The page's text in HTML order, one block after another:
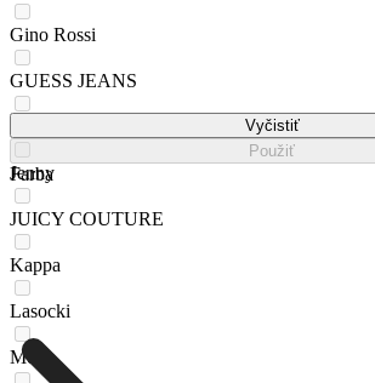
Gino Rossi
GUESS JEANS
Jenny
JUICY COUTURE
Kappa
Lasocki
Mexx
Vyčistiť
Použiť
Farba